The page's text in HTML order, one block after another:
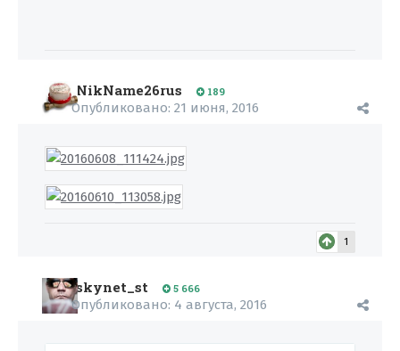
NikName26rus 189
Опубликовано: 21 июня, 2016
1
skynet_st 5 666
Опубликовано: 4 августа, 2016